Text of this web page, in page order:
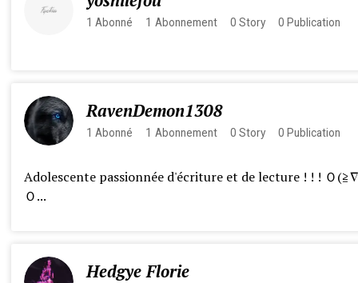
1 Abonné 1 Abonnement 0 Story 0 Publication
RavenDemon1308
1 Abonné 1 Abonnement 0 Story 0 Publication
Adolescente passionnée d'écriture et de lecture ! ! ! Ｏ
Ｏ...
Hedgye Florie